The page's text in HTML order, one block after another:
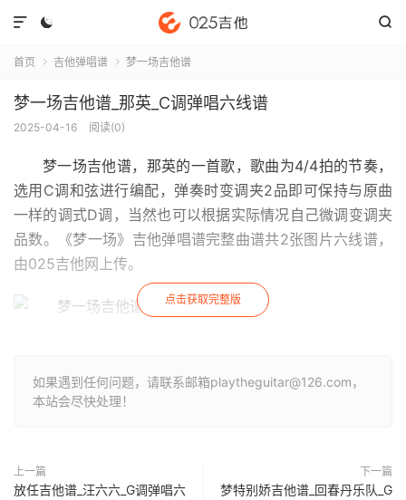
 

首页  吉他弹唱谱  梦一场吉他谱
梦一场吉他谱_那英_C调弹唱六线谱
2025-04-16 阅读(0)
梦一场吉他谱，那英的一首歌，歌曲为4/4拍的节奏，
选用C调和弦进行编配，弹奏时变调夹2品即可保持与原曲
一样的调式D调，当然也可以根据实际情况自己微调变调夹
品数。《梦一场》吉他弹唱谱完整曲谱共2张图片六线谱，
由025吉他网上传。
点击获取完整版
如果遇到任何问题，请联系邮箱playtheguitar@126.com，
本站会尽快处理！
上一篇
放任吉他谱_汪六六_G调弹唱六
下一篇
梦特别娇吉他谱_回春丹乐队_G